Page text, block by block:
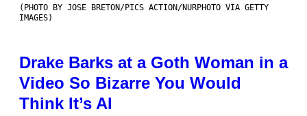
(PHOTO BY JOSE BRETON/PICS ACTION/NURPHOTO VIA GETTY
IMAGES)
Drake Barks at a Goth Woman in a
Video So Bizarre You Would
Think It’s AI